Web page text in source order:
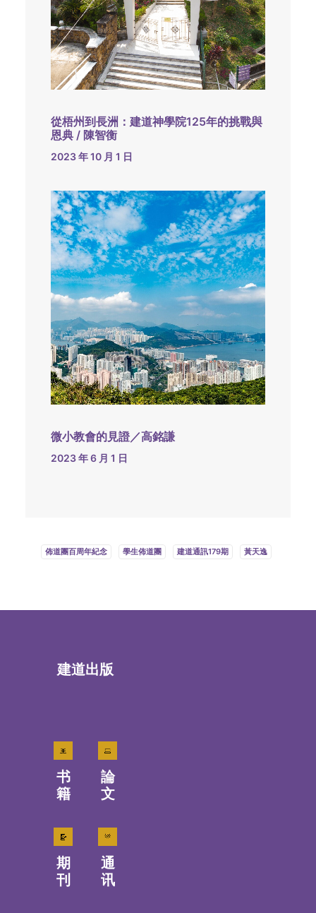
從梧州到長洲：建道神學院125年的挑戰與
恩典 / 陳智衡
2023 年 10 月 1 日
微小教會的見證／高銘謙
2023 年 6 月 1 日
佈道團百周年紀念 學生佈道團 建道通訊179期 黃天逸
建道出版
书
籍
論
文
期
刊
通
讯